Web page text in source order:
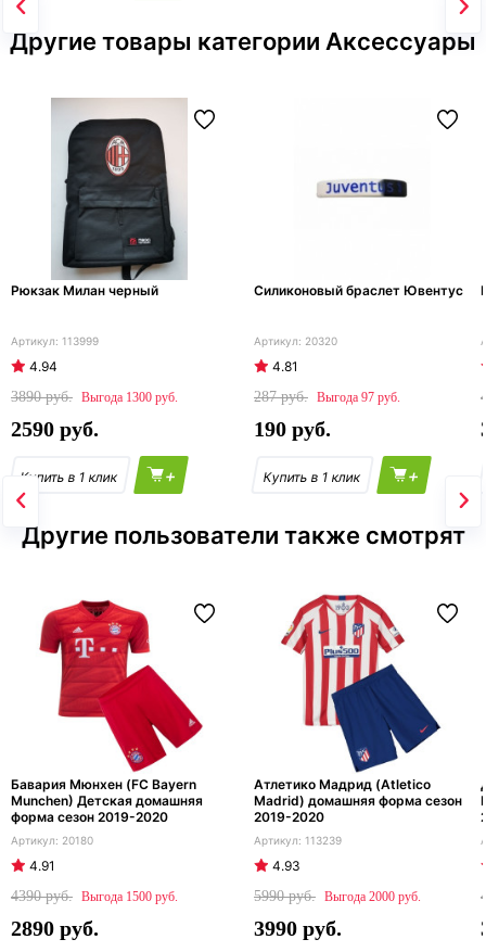
Другие товары категории Аксессуары
Рюкзак Милан черный
113999
4.94
3890
1300
2590
+
Силиконовый браслет Ювентус
20320
4.81
287
97
190
+
Другие пользователи также смотрят
Бавария Мюнхен (FC Bayern
Munchen) Детская домашняя
форма сезон 2019-2020
20180
4.91
4390
1500
2890
Атлетико Мадрид (Atletico
Madrid) домашняя форма сезон
2019-2020
113239
4.93
5990
2000
3990